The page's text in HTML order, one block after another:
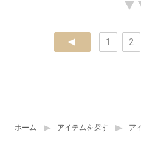
ホーム アイテムを探す ア
prev 1 2